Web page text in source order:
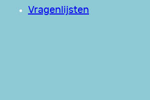
Vragenlijsten